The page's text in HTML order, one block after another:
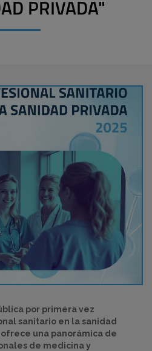
PRIVADA"
por primera vez
sanitario en la sanidad
una panorámica de
de medicina y